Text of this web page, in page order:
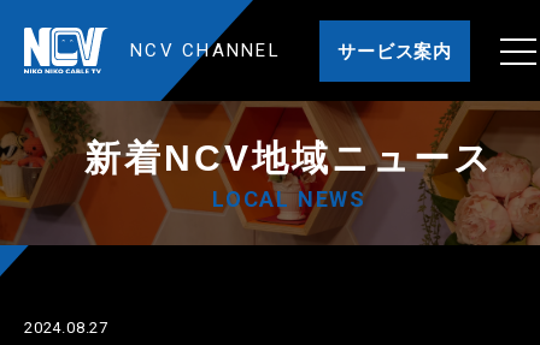
NCV CHANNEL サービス案内
新着NCV地域ニュース
LOCAL NEWS
2024.08.27